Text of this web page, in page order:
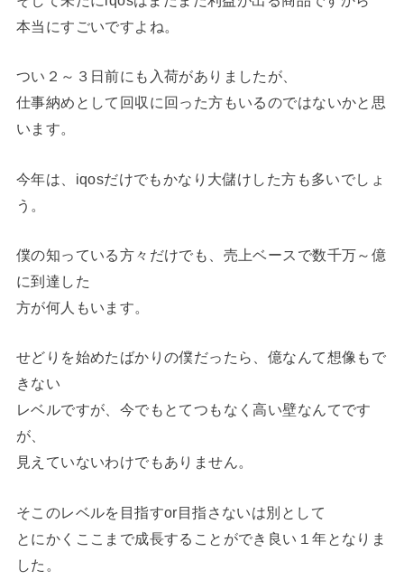
本当にすごいですよね。
つい２～３日前にも入荷がありましたが、
仕事納めとして回収に回った方もいるのではないかと思
います。
今年は、iqosだけでもかなり大儲けした方も多いでしょ
う。
僕の知っている方々だけでも、売上ベースで数千万～億
に到達した
方が何人もいます。
せどりを始めたばかりの僕だったら、億なんて想像もで
きない
レベルですが、今でもとてつもなく高い壁なんてです
が、
見えていないわけでもありません。
そこのレベルを目指すor目指さないは別として
とにかくここまで成長することができ良い１年となりま
した。